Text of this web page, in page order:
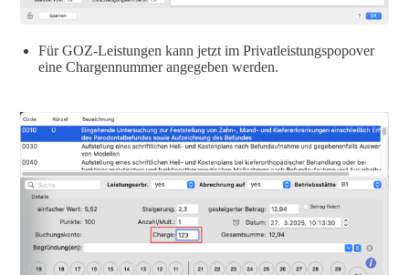
Für GOZ-Leistungen kann jetzt im Privatleistungspopover
eine Chargennummer angegeben werden.